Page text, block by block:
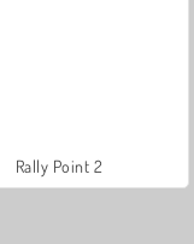
Rally Point 2